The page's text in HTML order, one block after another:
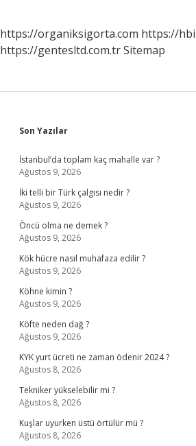
https://organiksigorta.com https://
https://gentesltd.com.trSitemap
Sidebar
Son Yazılar
İstanbul’da toplam kaç mahalle var ?
Ağustos 9, 2026
İki telli bir Türk çalgısı nedir ?
Ağustos 9, 2026
Öncü olma ne demek ?
Ağustos 9, 2026
Kök hücre nasıl muhafaza edilir ?
Ağustos 9, 2026
Köhne kimin ?
Ağustos 9, 2026
Köfte neden dağ ?
Ağustos 9, 2026
KYK yurt ücreti ne zaman ödenir 2024 ?
Ağustos 8, 2026
Tekniker yükselebilir mi ?
Ağustos 8, 2026
Kuşlar uyurken üstü örtülür mü ?
Ağustos 8, 2026